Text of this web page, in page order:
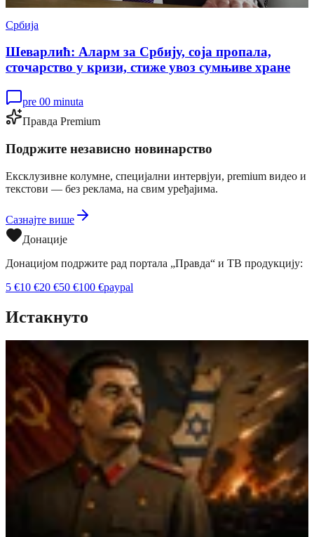
Србија
Шеварлић: Аларм за Србију, соја пропала,
сточарство у кризи, стиже увоз сумњиве хране
pre 00 minuta
Правда Premium
Подржите независно новинарство
Ексклузивне колумне, специјални интервјуи, premium видео и
текстови — без реклама, на свим уређајима.
Сазнајте више
Донације
Донацијом подржите рад портала „Правда“ и ТВ продукцију:
5 €10 €20 €50 €100 €paypal
Истакнуто